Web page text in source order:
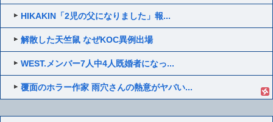
HIKAKIN「2児の父になりました」報...
解散した天竺鼠 なぜKOC異例出場
WEST.メンバー7人中4人既婚者になっ...
覆面のホラー作家 雨穴さんの熱意がヤバい...